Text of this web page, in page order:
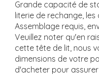
Grande capacité de
literie de rechange, les
Assemblage requis,
Veuillez noter qu'en
cette tête de lit, nous
dimensions de votre
d'acheter pour